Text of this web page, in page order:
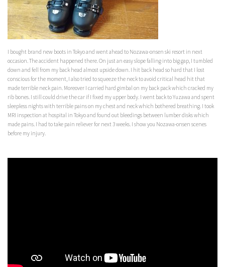
I bought brand new boots in Tokyo and went ahead to Nozawa-onsen ski resort in next
occasion. The accident happened there. On just an easy slope falling into big gap, I tumbled
down and fell from my back head almost upside down. I hit back head so hard that I lost
conscious for the moment, I also tried to squeeze the neck to avoid critical head hit that
made terrible neck pain. Moreover I carried hard gimbal on my back pack which cracked my
rib bones. I still could drive the car if I fixed my upper body. I went back to Yuzawa and spent
sleepless nights with terrible pains on my chest and neck which bothered breathing. I took
MRI inspection at hospital in Tokyo and found out bleedings between lumber disks which
made pains. I had to take pain reliever for next 3 weeks. I show you Nozawa-onsen scenes
before my injury.